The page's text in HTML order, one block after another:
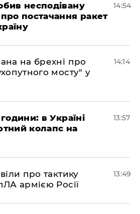
несподівану
постачання ракет
14:54
на брехні про
мосту" у
14:14
в Україні
колапс на
13:57
про тактику
армією Росії
13:49